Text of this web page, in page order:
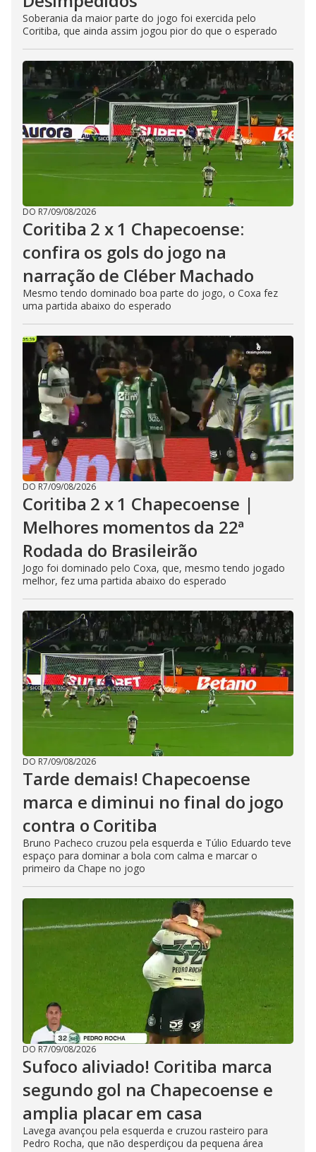
Soberania da maior parte do jogo foi exercida pelo
Coritiba, que ainda assim jogou pior do que o esperado
DO R7/09/08/2026
Coritiba 2 x 1 Chapecoense:
confira os gols do jogo na
narração de Cléber Machado
Mesmo tendo dominado boa parte do jogo, o Coxa fez
uma partida abaixo do esperado
DO R7/09/08/2026
Coritiba 2 x 1 Chapecoense |
Melhores momentos da 22ª
Rodada do Brasileirão
Jogo foi dominado pelo Coxa, que, mesmo tendo jogado
melhor, fez uma partida abaixo do esperado
DO R7/09/08/2026
Tarde demais! Chapecoense
marca e diminui no final do jogo
contra o Coritiba
Bruno Pacheco cruzou pela esquerda e Túlio Eduardo teve
espaço para dominar a bola com calma e marcar o
primeiro da Chape no jogo
DO R7/09/08/2026
Sufoco aliviado! Coritiba marca
segundo gol na Chapecoense e
amplia placar em casa
Lavega avançou pela esquerda e cruzou rasteiro para
Pedro Rocha, que não desperdiçou da pequena área